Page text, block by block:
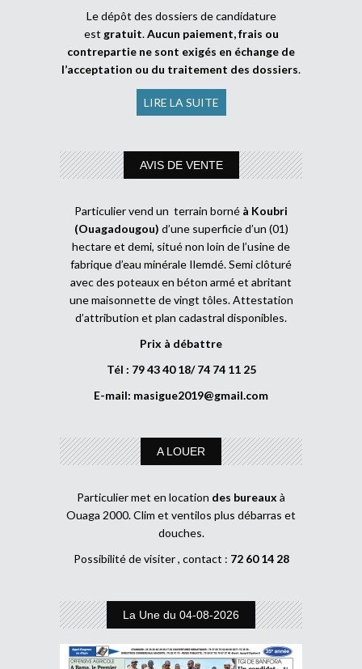
Le dépôt des dossiers de candidature
est gratuit.Aucun paiement, frais ou
contrepartie ne sont exigés en échange de
l’acceptation ou du traitement des dossiers.
LIRE LA SUITE
AVIS DE VENTE
Particulier vend un terrain borné à Koubri
(Ouagadougou) d’une superficie d’un (01)
hectare et demi, situé non loin de l’usine de
fabrique d’eau minérale Ilemdé. Semi clôturé
avec des poteaux en béton armé et abritant
une maisonnette de vingt tôles. Attestation
d’attribution et plan cadastral disponibles.
Prix à débattre
Tél : 79 43 40 18/ 74 74 11 25
E-mail: masigue2019@gmail.com
A LOUER
Particulier met en location des bureaux à
Ouaga 2000. Clim et ventilos plus débarras et
douches.
Possibilité de visiter , contact : 72 60 14 28
La Une du 04-08-2026